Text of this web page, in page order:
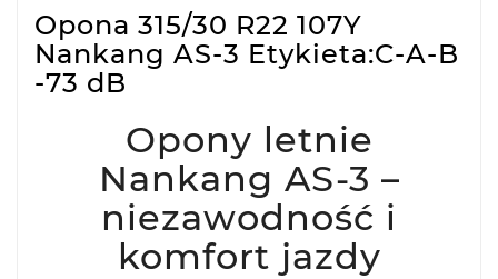
Opona 315/30 R22 107Y
Nankang AS-3 Etykieta:C-A-B
-73 dB
Opony letnie
Nankang AS-3 –
niezawodność i
komfort jazdy